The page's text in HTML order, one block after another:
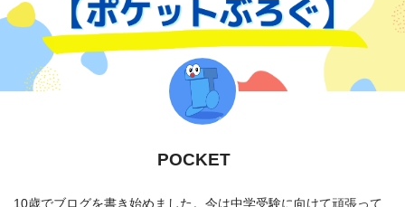
POCKET
10歳でブログを書き始めました。今は中学受験に向けて頑張って